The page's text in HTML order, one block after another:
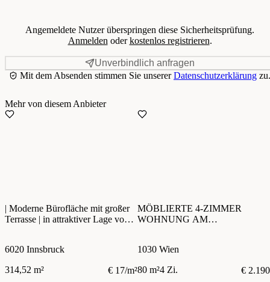
Angemeldete Nutzer überspringen diese Sicherheitsprüfung.
Anmelden oderkostenlos registrieren.
Unverbindlich anfragen
Mit dem Absenden stimmen Sie unsererDatenschutzerklärung zu.
Mehr von diesem Anbieter
| Moderne Bürofläche mit großer
Terrasse | in attraktiver Lage von
6020 Innsbruck
314,52 m²
€ 17/m²
MÖBLIERTE 4-ZIMMER
WOHNUNG AM
1030 Wien
80 m²4 Zi.
€ 2.190